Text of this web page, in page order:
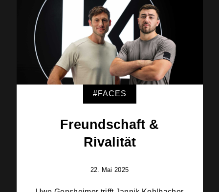
#FACES
Freundschaft &
Rivalität
22. Mai 2025